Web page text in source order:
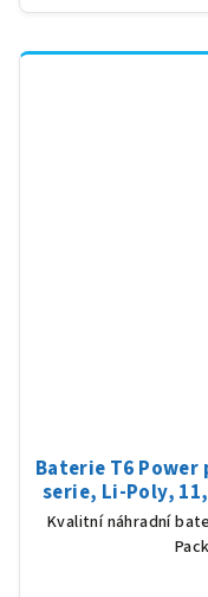
Baterie T6 Power
serie, Li-Poly,
Kvalitní náhradní